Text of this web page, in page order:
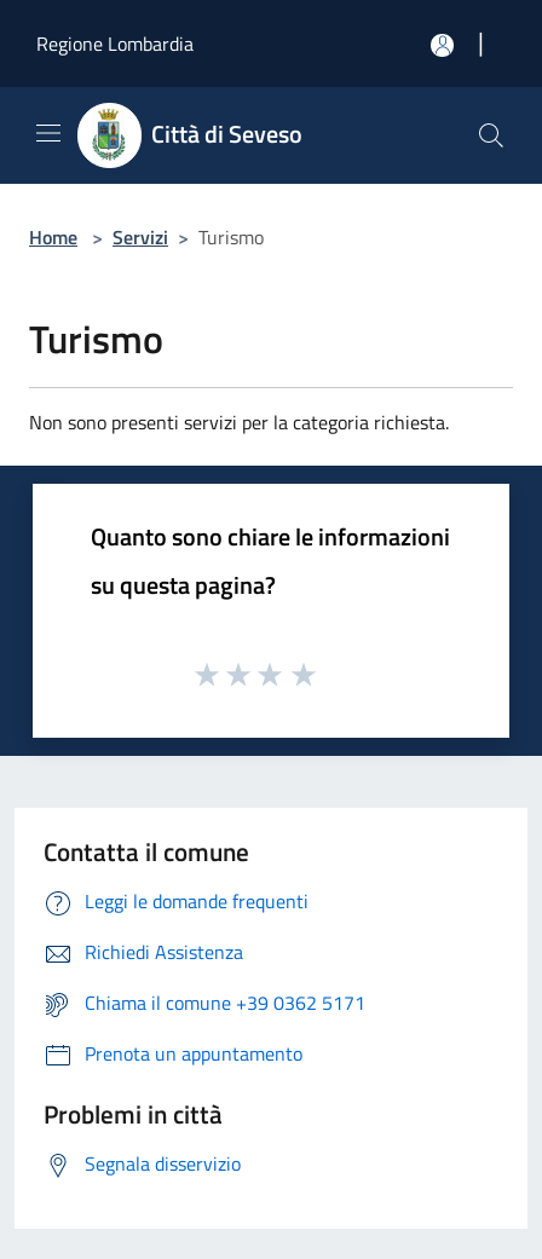
Regione Lombardia
|
Città di Seveso
Home > Servizi > Turismo
Turismo
Non sono presenti servizi per la categoria richiesta.
Quanto sono chiare le informazioni
su questa pagina?
Contatta il comune
Leggi le domande frequenti
Richiedi Assistenza
Chiama il comune +39 0362 5171
Prenota un appuntamento
Problemi in città
Segnala disservizio